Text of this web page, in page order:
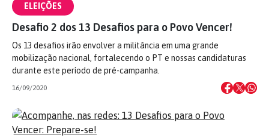
ELEIÇÕES
Desafio 2 dos 13 Desafios para o Povo Vencer!
Os 13 desafios irão envolver a militância em uma grande
mobilização nacional, fortalecendo o PT e nossas candidaturas
durante este período de pré-campanha.
16/09/2020